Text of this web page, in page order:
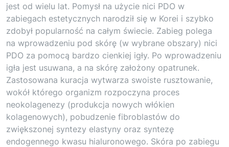
jest od wielu lat. Pomysł na użycie nici PDO w
zabiegach estetycznych narodził się w Korei i szybko
zdobył popularność na całym świecie. Zabieg polega
na wprowadzeniu pod skórę (w wybrane obszary) nici
PDO za pomocą bardzo cienkiej igły. Po wprowadzeniu
igła jest usuwana, a na skórę założony opatrunek.
Zastosowana kuracja wytwarza swoiste rusztowanie,
wokół którego organizm rozpoczyna proces
neokolagenezy (produkcja nowych włókien
kolagenowych), pobudzenie fibroblastów do
zwiększonej syntezy elastyny oraz syntezę
endogennego kwasu hialuronowego. Skóra po zabiegu